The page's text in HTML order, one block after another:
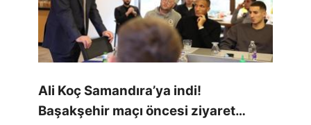
Ali Koç Samandıra’ya indi!
Başakşehir maçı öncesi ziyaret…